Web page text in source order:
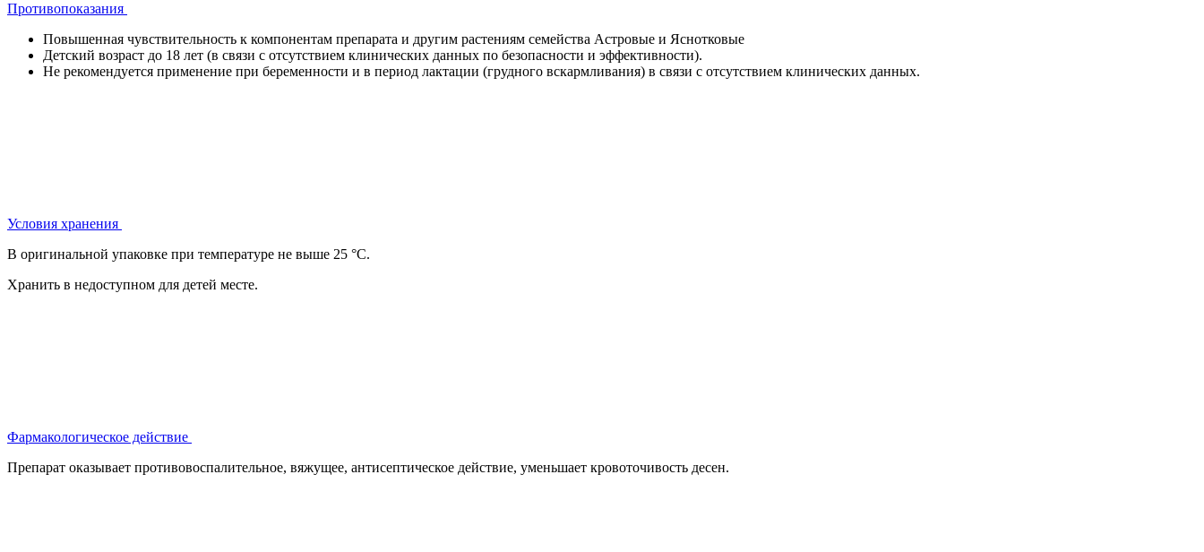
Противопоказания
Повышенная чувствительность к компонентам препарата и другим растениям семейства Астровые и Яснотковые
Детский возраст до 18 лет (в связи с отсутствием клинических данных по безопасности и эффективности).
Не рекомендуется применение при беременности и в период лактации (грудного вскармливания) в связи с отсутствием клинических данных.
Условия хранения
В оригинальной упаковке при температуре не выше 25 °С.
Хранить в недоступном для детей месте.
Фармакологическое действие
Препарат оказывает противовоспалительное, вяжущее, антисептическое действие, уменьшает кровоточивость десен.